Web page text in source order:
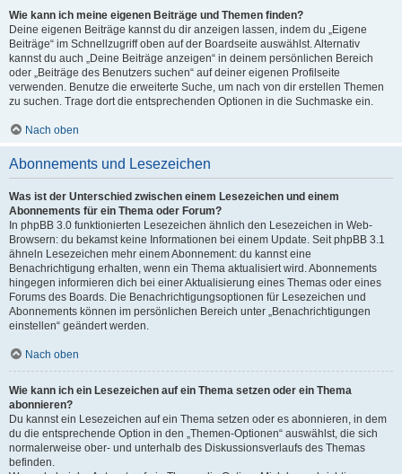
Wie kann ich meine eigenen Beiträge und Themen finden?
Deine eigenen Beiträge kannst du dir anzeigen lassen, indem du „Eigene
Beiträge“ im Schnellzugriff oben auf der Boardseite auswählst. Alternativ
kannst du auch „Deine Beiträge anzeigen“ in deinem persönlichen Bereich
oder „Beiträge des Benutzers suchen“ auf deiner eigenen Profilseite
verwenden. Benutze die erweiterte Suche, um nach von dir erstellen Themen
zu suchen. Trage dort die entsprechenden Optionen in die Suchmaske ein.
Nach oben
Abonnements und Lesezeichen
Was ist der Unterschied zwischen einem Lesezeichen und einem
Abonnements für ein Thema oder Forum?
In phpBB 3.0 funktionierten Lesezeichen ähnlich den Lesezeichen in Web-
Browsern: du bekamst keine Informationen bei einem Update. Seit phpBB 3.1
ähneln Lesezeichen mehr einem Abonnement: du kannst eine
Benachrichtigung erhalten, wenn ein Thema aktualisiert wird. Abonnements
hingegen informieren dich bei einer Aktualisierung eines Themas oder eines
Forums des Boards. Die Benachrichtigungsoptionen für Lesezeichen und
Abonnements können im persönlichen Bereich unter „Benachrichtigungen
einstellen“ geändert werden.
Nach oben
Wie kann ich ein Lesezeichen auf ein Thema setzen oder ein Thema
abonnieren?
Du kannst ein Lesezeichen auf ein Thema setzen oder es abonnieren, in dem
du die entsprechende Option in den „Themen-Optionen“ auswählst, die sich
normalerweise ober- und unterhalb des Diskussionsverlaufs des Themas
befinden.